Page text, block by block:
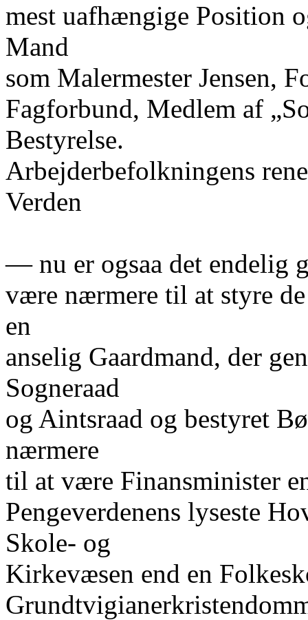
mest uafhængige Position
Mand
som Malermester Jensen,
Fagforbund, Medlem af
Bestyrelse.
Arbejderbefolkningens
Verden
— nu er ogsaa det endelig
være nærmere til at styre
en
anselig Gaardmand, der
Sogneraad
og Aintsraad og bestyret
nærmere
til at være Finansminister
Pengeverdenens lyseste
Skole- og
Kirkevæsen end en